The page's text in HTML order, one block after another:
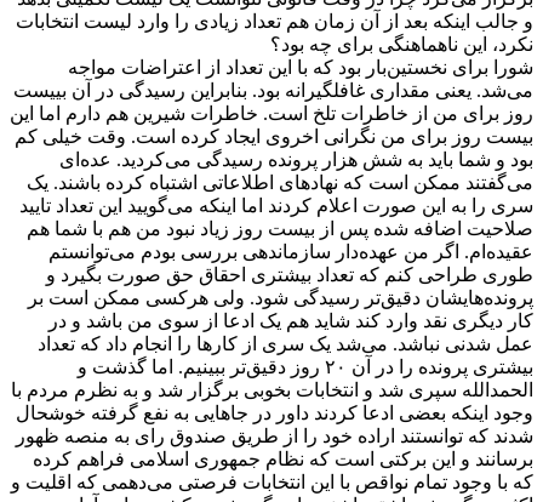
و جالب اینکه بعد از آن زمان هم تعداد زیادی را وارد لیست انتخابات
نکرد، این ناهماهنگی برای چه بود؟
شورا برای نخستین‌بار بود که با این تعداد از اعتراضات مواجه
می‌شد. یعنی مقداری غافلگیرانه بود. بنابراین رسیدگی در آن بییست
روز برای من از خاطرات تلخ است. خاطرات شیرین هم دارم اما این
بیست روز برای من نگرانی اخروی ایجاد کرده است. وقت خیلی کم
بود و شما باید به شش هزار پرونده رسیدگی می‌کردید. عده‌ای
می‌گفتند ممکن است که نهادهای اطلاعاتی اشتباه کرده باشند. یک
سری را به این صورت اعلام کردند اما اینکه می‌گویید این تعداد تایید
صلاحیت اضافه شده پس از بیست روز زیاد نبود من هم با شما هم
عقیده‌ام. اگر من عهده‌دار سازماندهی بررسی بودم می‌توانستم
طوری طراحی کنم که تعداد بیشتری احقاق حق صورت بگیرد و
پرونده‌هایشان دقیق‌تر رسیدگی شود. ولی هرکسی ممکن است بر
کار دیگری نقد وارد کند شاید هم یک ادعا از سوی من باشد و در
عمل شدنی نباشد. می‌شد یک سری از کارها را انجام داد که تعداد
بیشتری پرونده را در آن ٢٠ روز دقیق‌تر ببینیم. اما گذشت و
الحمدالله سپری شد و انتخابات بخوبی برگزار شد و به نظرم مردم با
وجود اینکه بعضی ادعا کردند داور در جاهایی به نفع گرفته خوشحال
شدند که توانستند اراده خود را از طریق صندوق رای به منصه ظهور
برسانند و این برکتی است که نظام جمهوری اسلامی فراهم کرده
که با وجود تمام نواقص با این انتخابات فرصتی می‌دهمی که اقلیت و